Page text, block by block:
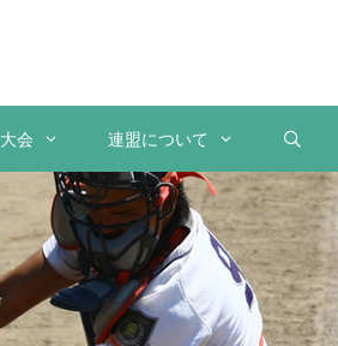
会 連盟について